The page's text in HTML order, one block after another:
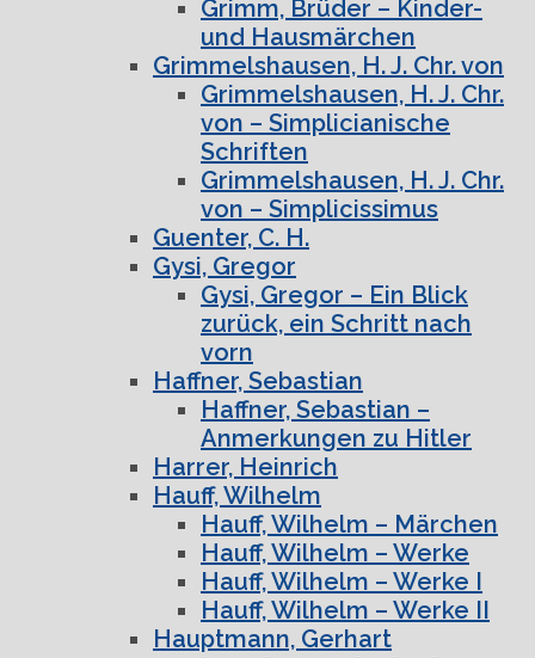
Grimm, Brüder – Kinder-
und Hausmärchen
Grimmelshausen, H. J. Chr. von
Grimmelshausen, H. J. Chr.
von – Simplicianische
Schriften
Grimmelshausen, H. J. Chr.
von – Simplicissimus
Guenter, C. H.
Gysi, Gregor
Gysi, Gregor – Ein Blick
zurück, ein Schritt nach
vorn
Haffner, Sebastian
Haffner, Sebastian –
Anmerkungen zu Hitler
Harrer, Heinrich
Hauff, Wilhelm
Hauff, Wilhelm – Märchen
Hauff, Wilhelm – Werke
Hauff, Wilhelm – Werke I
Hauff, Wilhelm – Werke II
Hauptmann, Gerhart